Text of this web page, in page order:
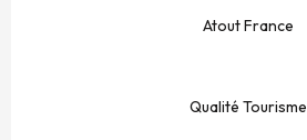
Atout France
Qualité Tourisme